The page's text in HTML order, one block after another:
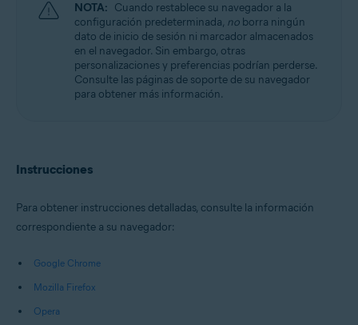
NOTA: Cuando restablece su navegador a la
configuración predeterminada, no borra ningún
dato de inicio de sesión ni marcador almacenados
en el navegador. Sin embargo, otras
personalizaciones y preferencias podrían perderse.
Consulte las páginas de soporte de su navegador
para obtener más información.
Instrucciones
Para obtener instrucciones detalladas, consulte la información
correspondiente a su navegador:
Google Chrome
Mozilla Firefox
Opera